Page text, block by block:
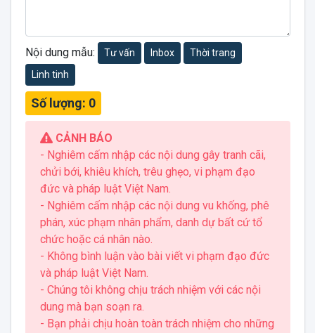
Nội dung mẫu: Tư vấn Inbox
Thời trang
Linh tinh
Số lượng: 0
CẢNH BÁO
- Nghiêm cấm nhập các nội dung gây tranh cãi,
chửi bới, khiêu khích, trêu ghẹo, vi phạm đạo
đức và pháp luật Việt Nam.
- Nghiêm cấm nhập các nội dung vu khống, phê
phán, xúc phạm nhân phẩm, danh dự bất cứ tổ
chức hoặc cá nhân nào.
- Không bình luận vào bài viết vi phạm đạo đức
và pháp luật Việt Nam.
- Chúng tôi không chịu trách nhiệm với các nội
dung mà bạn soạn ra.
- Bạn phải chịu hoàn toàn trách nhiệm cho những